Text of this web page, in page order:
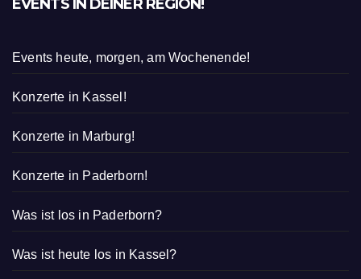
EVENTS IN DEINER REGION!
Events heute, morgen, am Wochenende!
Konzerte in Kassel!
Konzerte in Marburg!
Konzerte in Paderborn!
Was ist los in Paderborn?
Was ist heute los in Kassel?